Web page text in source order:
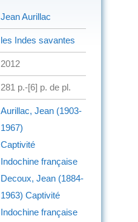
Jean Aurillac
les Indes savantes
2012
281 p.-[6] p. de pl.
Aurillac, Jean (1903-
1967)
Captivité
Indochine française
Decoux, Jean (1884-
1963) Captivité
Indochine française